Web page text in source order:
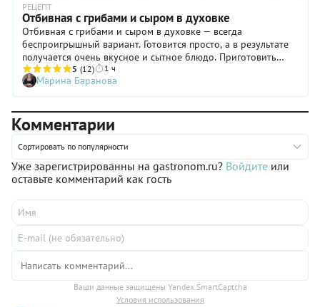
РЕЦЕПТ
Отбивная с грибами и сыром в духовке
Отбивная с грибами и сыром в духовке — всегда
беспроигрышный вариант. Готовится просто, а в результате
получается очень вкусное и сытное блюдо. Приготовить
можно из свиного карбонада, это кусок свинины спинно-
поясничного отруба, корейка. Несмотря на то, что само по
себе это мясо немного суховато, за счет приготовления с
очень сочно. Если хочется пожирнее, то можно использовать
свиную шею, например.
5 (12) 1 ч
Марина Баранова
Комментарии
Сортировать по популярности
Уже зарегистрированны на gastronom.ru? Войдите или
оставьте комментарий как гость
Ваши данные защищены Yandex SmartCaptcha
Условия использования